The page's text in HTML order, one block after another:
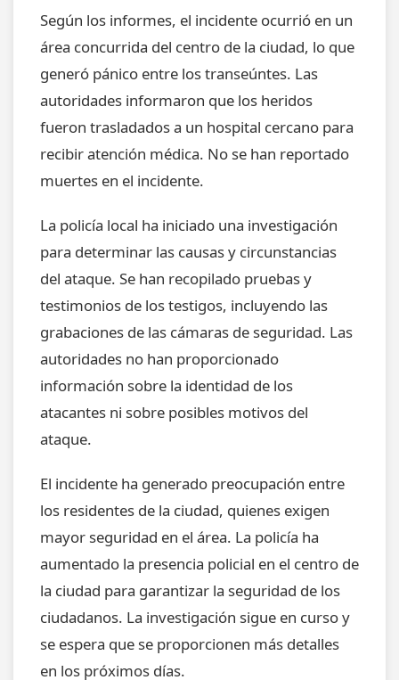
Según los informes, el incidente ocurrió en un
área concurrida del centro de la ciudad, lo que
generó pánico entre los transeúntes. Las
autoridades informaron que los heridos
fueron trasladados a un hospital cercano para
recibir atención médica. No se han reportado
muertes en el incidente.
La policía local ha iniciado una investigación
para determinar las causas y circunstancias
del ataque. Se han recopilado pruebas y
testimonios de los testigos, incluyendo las
grabaciones de las cámaras de seguridad. Las
autoridades no han proporcionado
información sobre la identidad de los
atacantes ni sobre posibles motivos del
ataque.
El incidente ha generado preocupación entre
los residentes de la ciudad, quienes exigen
mayor seguridad en el área. La policía ha
aumentado la presencia policial en el centro de
la ciudad para garantizar la seguridad de los
ciudadanos. La investigación sigue en curso y
se espera que se proporcionen más detalles
en los próximos días.